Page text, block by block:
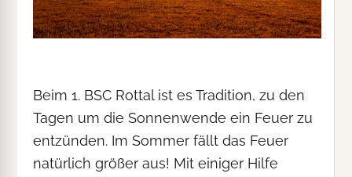
Beim 1. BSC Rottal ist es Tradition, zu den
Tagen um die Sonnenwende ein Feuer zu
entzünden. Im Sommer fällt das Feuer
natürlich größer aus! Mit einiger Hilfe